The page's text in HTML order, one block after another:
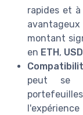
rapides et
montant
en ETH ,
peut se